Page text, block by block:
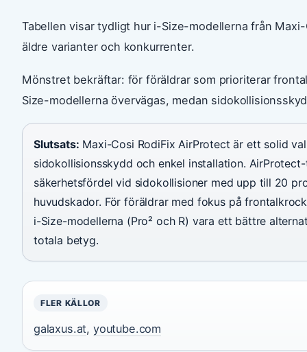
Tabellen visar tydligt hur i-Size-modellerna från
äldre varianter och konkurrenter.
Mönstret bekräftar: för föräldrar som prioriterar
Size-modellerna övervägas, medan
Slutsats: Maxi-Cosi RodiFix AirProtect är ett solid
sidokollisionsskydd och enkel installation.
säkerhetsfördel vid sidokollisioner med upp till 20
huvudskador. För föräldrar med fokus på
i-Size-modellerna (Pro² och R) vara ett bättre
totala betyg.
FLER KÄLLOR
galaxus.at, youtube.com